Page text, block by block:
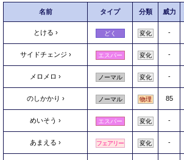
名前 タイプ 分類 威力
とける どく 変化 -
サイドチェンジ エスパー 変化 -
メロメロ ノーマル 変化 -
のしかかり ノーマル 物理 85
めいそう エスパー 変化 -
あまえる フェアリー 変化 -